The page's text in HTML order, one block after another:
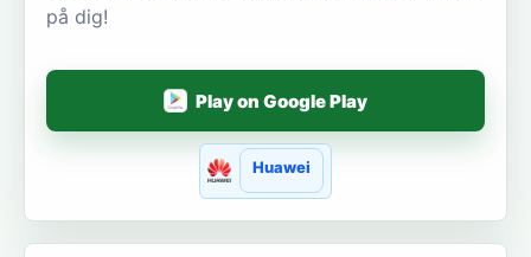
på dig!
Play on Google Play
Huawei